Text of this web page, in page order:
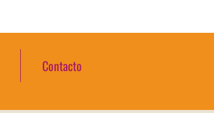
Contacto